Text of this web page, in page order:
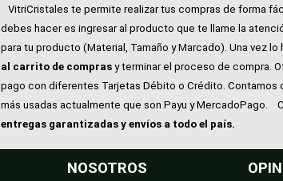
VitriCristales te permite realizar tus compras de forma
debes hacer es ingresar al producto que te llame la
para tu producto (Material, Tamaño y Marcado). Una vez lo
al carrito de compras y terminar el proceso de compra.
pago con diferentes Tarjetas Débito o Crédito. Contamos
más usadas actualmente que son Payu y MercadoPago.
entregas garantizadas y envíos a todo el país.
NOSOTROS